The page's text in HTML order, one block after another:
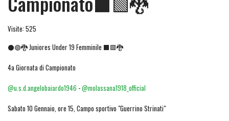
Visite: 525
⚫🟢🐉 Juniores Under 19 Femminile ⬛🟩🐉
4a Giornata di Campionato
@u.s.d.angelobaiardo1946 -@molassana1918_official
Sabato 10 Gennaio, ore 15, Campo sportivo "Guerrino Strinati"